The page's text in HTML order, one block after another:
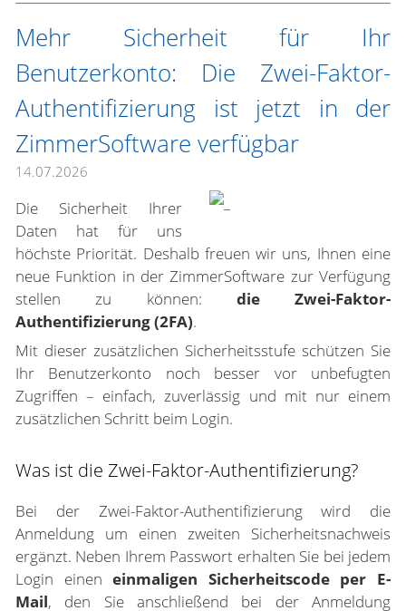
Mehr Sicherheit für Ihr
Benutzerkonto: Die Zwei-Faktor-
Authentifizierung ist jetzt in der
ZimmerSoftware verfügbar
14.07.2026
Die Sicherheit Ihrer
Daten hat für uns
höchste Priorität. Deshalb freuen wir uns, Ihnen eine
neue Funktion in der ZimmerSoftware zur Verfügung
stellen zu können: die Zwei-Faktor-
Authentifizierung (2FA).
Mit dieser zusätzlichen Sicherheitsstufe schützen Sie
Ihr Benutzerkonto noch besser vor unbefugten
Zugriffen – einfach, zuverlässig und mit nur einem
zusätzlichen Schritt beim Login.
Was ist die Zwei-Faktor-Authentifizierung?
Bei der Zwei-Faktor-Authentifizierung wird die
Anmeldung um einen zweiten Sicherheitsnachweis
ergänzt. Neben Ihrem Passwort erhalten Sie bei jedem
Login eineneinmaligen Sicherheitscode per E-
Mail, den Sie anschließend bei der Anmeldung